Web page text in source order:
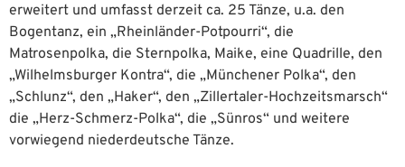
erweitert und umfasst derzeit ca. 25 Tänze, u.a. den
Bogentanz, ein „Rheinländer-Potpourri“, die
Matrosenpolka, die Sternpolka, Maike, eine Quadrille, den
„Wilhelmsburger Kontra“, die „Münchener Polka“, den
„Schlunz“, den „Haker“, den „Zillertaler-Hochzeitsmarsch“
die „Herz-Schmerz-Polka“, die „Sünros“ und weitere
vorwiegend niederdeutsche Tänze.